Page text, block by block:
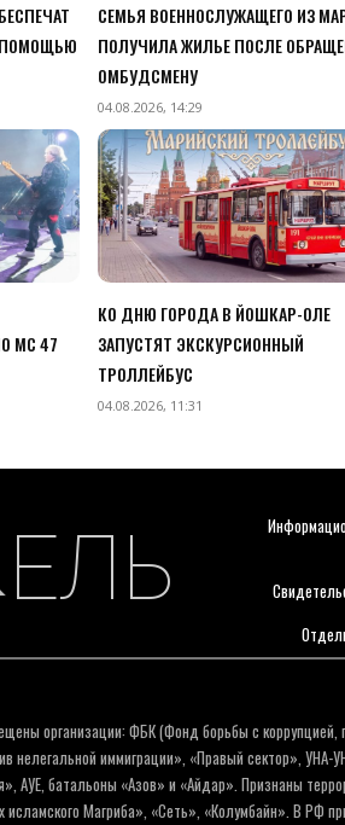
ПОМОЩЬЮ
СЕМЬЯ ВОЕННОСЛУЖАЩЕГО ИЗ
ПОЛУЧИЛА ЖИЛЬЕ ПОСЛЕ
ОМБУДСМЕНУ
04.08.2026, 14:29
MC 47
КО ДНЮ ГОРОДА В ЙОШКАР-ОЛЕ
ЗАПУСТЯТ ЭКСКУРСИОННЫЙ
ТРОЛЛЕЙБУС
04.08.2026, 11:31
ЕЛЬ
организации: ФБК (Фонд борьбы с
иммиграции», «Правый сектор»,
АУЕ, батальоны «Азов» и «Айдар». Признаны
исламского Магриба», «Сеть», «Колумбайн». В